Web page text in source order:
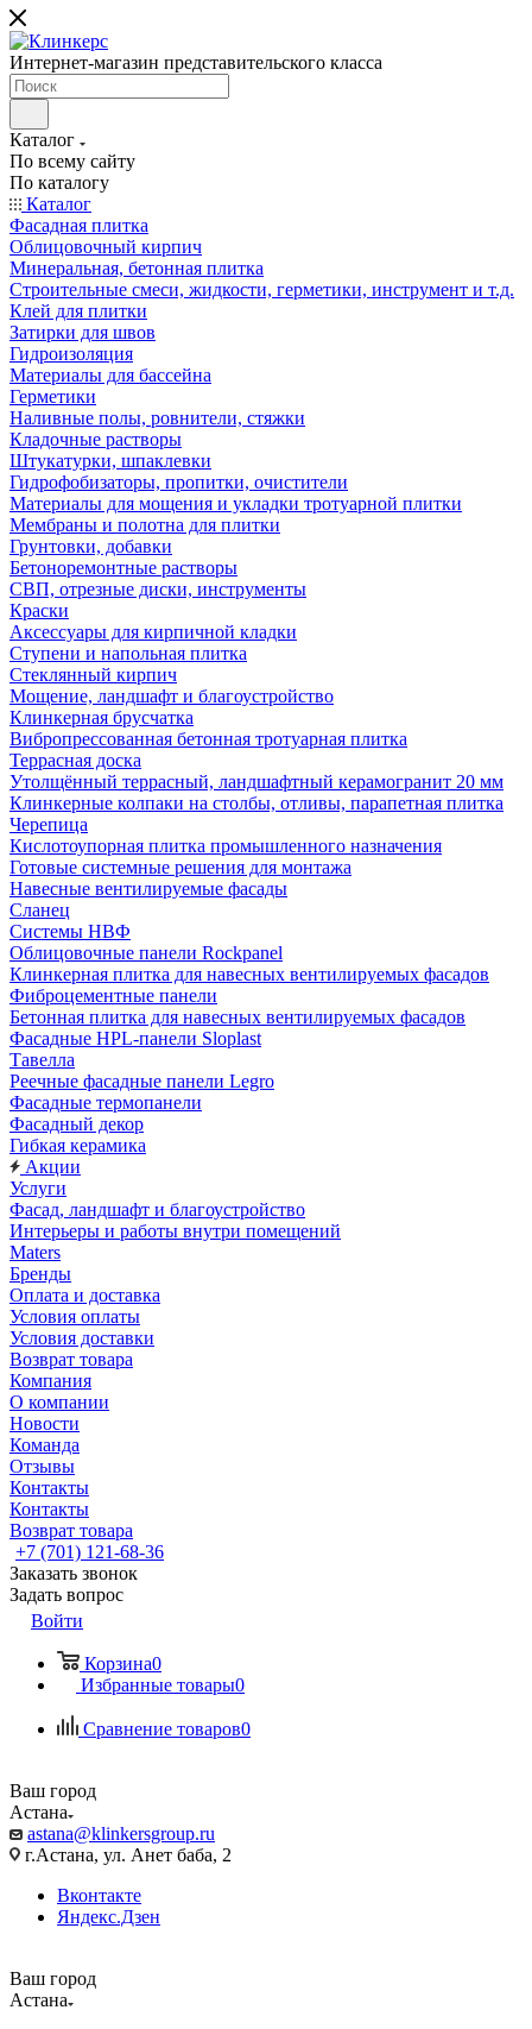
Интернет-магазин представительского класса
Каталог
По всему сайту
По каталогу
Каталог
Фасадная плитка
Облицовочный кирпич
Минеральная, бетонная плитка
Строительные смеси, жидкости, герметики, инструмент и т.д.
Клей для плитки
Затирки для швов
Гидроизоляция
Материалы для бассейна
Герметики
Наливные полы, ровнители, стяжки
Кладочные растворы
Штукатурки, шпаклевки
Гидрофобизаторы, пропитки, очистители
Материалы для мощения и укладки тротуарной плитки
Мембраны и полотна для плитки
Грунтовки, добавки
Бетоноремонтные растворы
СВП, отрезные диски, инструменты
Краски
Аксессуары для кирпичной кладки
Ступени и напольная плитка
Cтеклянный кирпич
Мощение, ландшафт и благоустройство
Клинкерная брусчатка
Вибропрессованная бетонная тротуарная плитка
Террасная доска
Утолщённый террасный, ландшафтный керамогранит 20 мм
Клинкерные колпаки на столбы, отливы, парапетная плитка
Черепица
Кислотоупорная плитка промышленного назначения
Готовые системные решения для монтажа
Навесные вентилируемые фасады
Сланец
Системы НВФ
Облицовочные панели Rockpanel
Клинкерная плитка для навесных вентилируемых фасадов
Фиброцементные панели
Бетонная плитка для навесных вентилируемых фасадов
Фасадные HPL-панели Sloplast
Тавелла
Реечные фасадные панели Legro
Фасадные термопанели
Фасадный декор
Гибкая керамика
Акции
Услуги
Фасад, ландшафт и благоустройство
Интерьеры и работы внутри помещений
Maters
Бренды
Оплата и доставка
Условия оплаты
Условия доставки
Возврат товара
Компания
О компании
Новости
Команда
Отзывы
Контакты
Контакты
Возврат товара
+7 (701) 121-68-36
Заказать звонок
Задать вопрос
Войти
Корзина0
Избранные товары0
Сравнение товаров0
Ваш город
Астана
astana@klinkersgroup.ru
г.Астана, ул. Анет баба, 2
Вконтакте
Яндекс.Дзен
Ваш город
Астана